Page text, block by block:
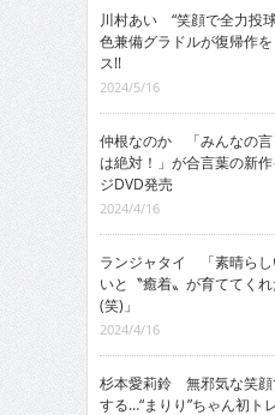
川村あい “笑顔で全力投
色兼備グラドルが復帰作
ス!!
2024/5/16
仲根なのか 「みんなの言
は絶対！」が合言葉の新
ジDVD発売
2024/4/16
ランジャタイ 「素晴らし
いと〝癒着〟が育ててくれ
(笑)」
2024/4/16
杉本愛莉鈴 無邪気な笑顔
する…“まりり”ちゃん初ト